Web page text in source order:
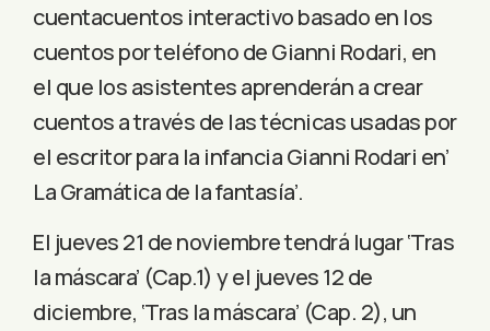
cuentacuentos interactivo basado en los
cuentos por teléfono de Gianni Rodari, en
el que los asistentes aprenderán a crear
cuentos a través de las técnicas usadas por
el escritor para la infancia Gianni Rodari en’
La Gramática de la fantasía’.
El jueves 21 de noviembre tendrá lugar ‘Tras
la máscara’ (Cap.1) y el jueves 12 de
diciembre, ‘Tras la máscara’ (Cap. 2), un